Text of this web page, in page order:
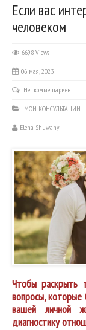
Если вас
человеком
6698 Views
06 мая, 2023
Нет комментариев
МОИ КОНСУЛЬТАЦИИ
Elena Shuwany
Чтобы раскрыть
вопросы, которые
вашей личной
диагностику